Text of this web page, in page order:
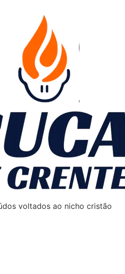
voltados ao nicho cristão